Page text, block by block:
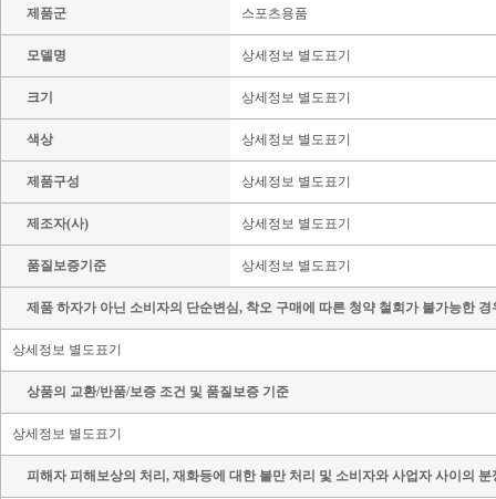
제품군 스포츠용품
모델명 상세정보 별도표기
크기 상세정보 별도표기
색상 상세정보 별도표기
제품구성 상세정보 별도표기
제조자(사) 상세정보 별도표기
품질보증기준 상세정보 별도표기
제품 하자가 아닌 소비자의 단순변심, 착오 구매에 따른 청약 철회가 불가능한
상세정보 별도표기
상품의 교환/반품/보증 조건 및 품질보증 기준
상세정보 별도표기
피해자 피해보상의 처리, 재화등에 대한 불만 처리 및 소비자와 사업자 사이의